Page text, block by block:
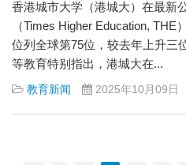
香港城市大学（港城大）在最新
（Times Higher Education, THE
位列全球第75位，较去年上升三
等教育特别指出，港城大在...
教育新闻 2025年10月09日